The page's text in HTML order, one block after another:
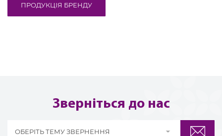
ПРОДУКЦІЯ БРЕНДУ
Зверніться до нас
ОБЕРІТЬ ТЕМУ ЗВЕРНЕННЯ